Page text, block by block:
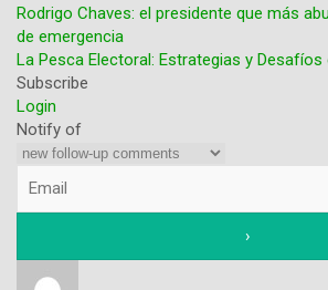
Navegación
de
entradas
Rodrigo Chaves: el presidente que más
de emergencia
La Pesca Electoral: Estrategias y Desafíos
Subscribe
Login
Notify of